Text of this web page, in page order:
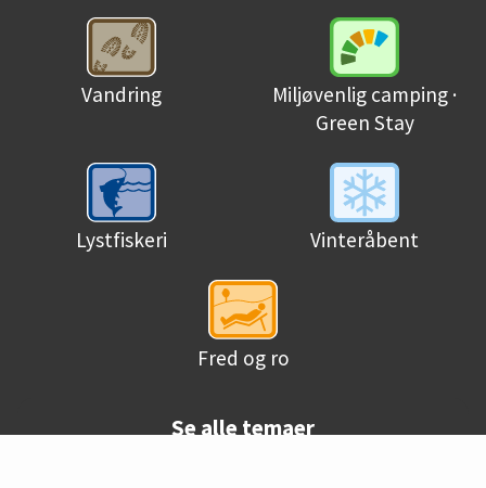
Vandring
Miljøvenlig camping ·
Green Stay
Lystfiskeri Vinteråbent
Fred og ro
Se alle temaer